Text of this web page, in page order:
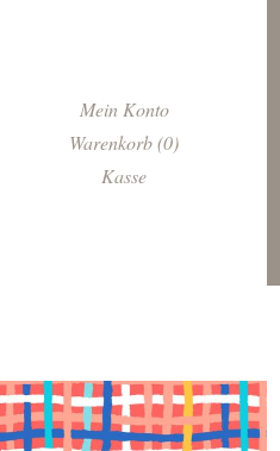
Navigation
Mein Konto
Warenkorb (0)
Kasse